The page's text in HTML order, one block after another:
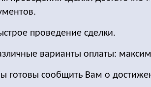
проведение сделки.
варианты оплаты:
готовы сообщить Вам о